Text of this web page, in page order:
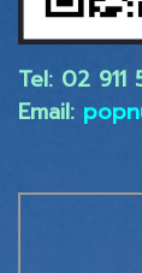
Tel: 02 ​911
Email: